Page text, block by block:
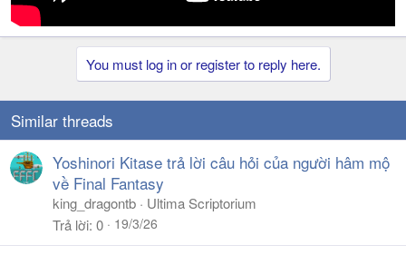
You must log in or register to reply here.
Similar threads
Yoshinori Kitase trả lời câu hỏi của người hâm mộ
về Final Fantasy
king_dragontb
Ultima Scriptorium
Trả lời 0 19/3/26